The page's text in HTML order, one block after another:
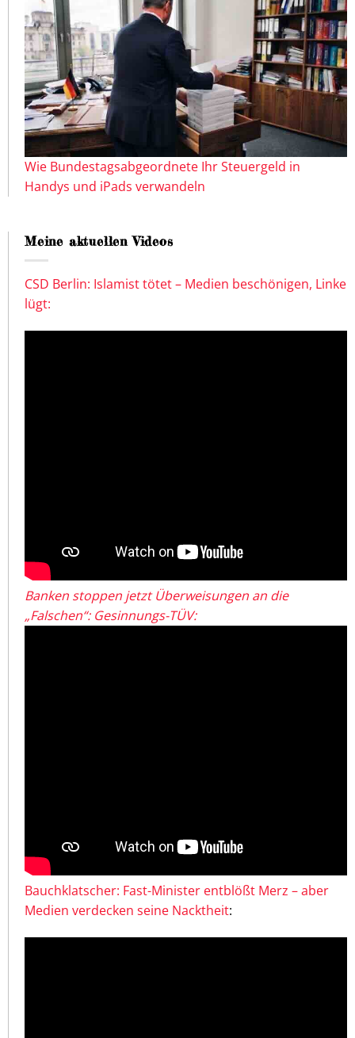
Wie Bundestagsabgeordnete Ihr Steuergeld in
Handys und iPads verwandeln
Meine aktuellen Videos
CSD Berlin: Islamist tötet – Medien beschönigen, Linke
lügt:
Banken stoppen jetzt Überweisungen an die
„Falschen“: Gesinnungs-TÜV:
Bauchklatscher: Fast-Minister entblößt Merz – aber
Medien verdecken seine Nacktheit: